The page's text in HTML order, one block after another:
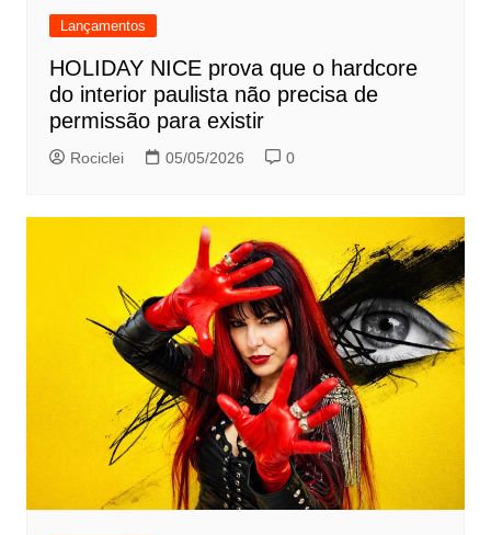
Lançamentos
HOLIDAY NICE prova que o hardcore
do interior paulista não precisa de
permissão para existir
Rociclei 05/05/2026 0